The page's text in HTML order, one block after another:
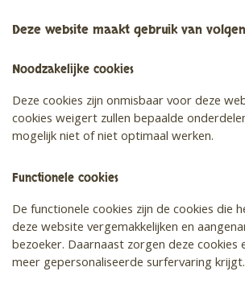
Deze website maakt gebruik van
Noodzakelijke cookies
Deze cookies zijn onmisbaar voor deze
cookies weigert zullen bepaalde
mogelijk niet of niet optimaal werken.
Functionele cookies
De functionele cookies zijn de cookies die
deze website vergemakkelijken en
bezoeker. Daarnaast zorgen deze cookies
meer gepersonaliseerde surfervaring krijgt.